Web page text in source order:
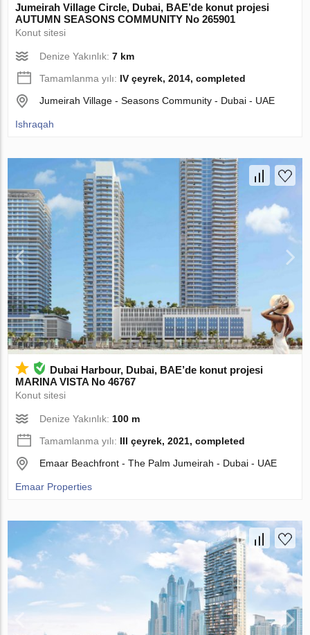
Jumeirah Village Circle, Dubai, BAE’de konut projesi
AUTUMN SEASONS COMMUNITY No 265901
Konut sitesi
Denize Yakınlık:7 km
Tamamlanma yılı: IV çeyrek, 2014, completed
Jumeirah Village - Seasons Community - Dubai - UAE
Ishraqah
Dubai Harbour, Dubai, BAE’de konut projesi
MARINA VISTA No 46767
Konut sitesi
Denize Yakınlık:100 m
Tamamlanma yılı: III çeyrek, 2021, completed
Emaar Beachfront - The Palm Jumeirah - Dubai - UAE
Emaar Properties